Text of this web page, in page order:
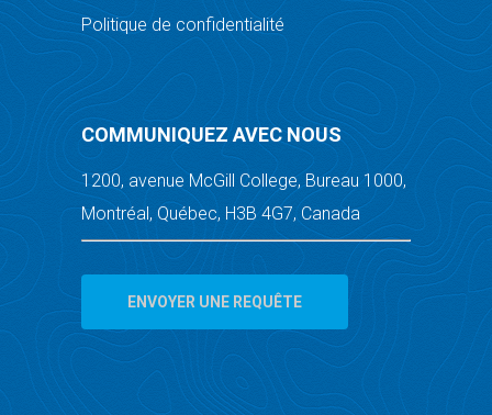
Politique de confidentialité
COMMUNIQUEZ AVEC NOUS
1200, avenue McGill College, Bureau 1000,
Montréal, Québec, H3B 4G7, Canada
ENVOYER UNE REQUÊTE